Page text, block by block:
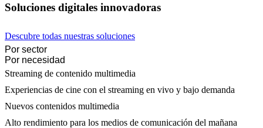
Soluciones digitales innovadoras
Descubre todas nuestras soluciones
Por sector
Por necesidad
Streaming de contenido multimedia
Experiencias de cine con el streaming en vivo y bajo demanda
Nuevos contenidos multimedia
Alto rendimiento para los medios de comunicación del mañana